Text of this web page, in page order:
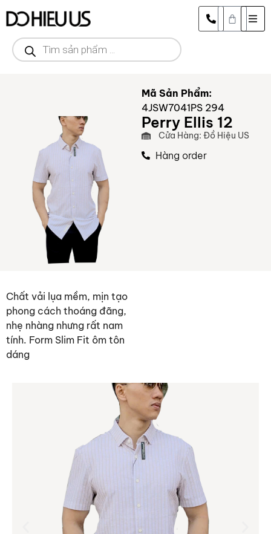
Mã Sản Phẩm:
4JSW7041PS 294
Perry Ellis 12
Cửa Hàng: Đồ Hiệu US
Hàng order
Chất vải lụa mềm, mịn tạo
phong cách thoáng đãng,
nhẹ nhàng nhưng rất nam
tính. Form Slim Fit ôm tôn
dáng